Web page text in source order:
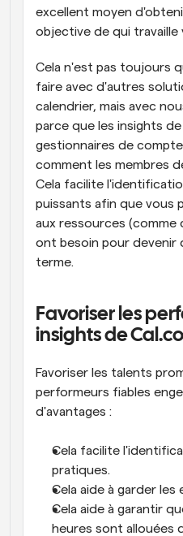
excellent moyen
objective de qui travaille
Cela n'est pas toujours
faire avec d'autres
calendrier, mais avec
parce que les insights
gestionnaires de
comment les membres
Cela facilite
puissants afin que vous
aux ressources (comme
ont besoin pour devenir
terme.
Favoriser les
insights de
Favoriser les talents
performeurs fiables
d'avantages :
Cela facilite
pratiques.
Cela aide à garder les
Cela aide à garantir
heures sont allouées